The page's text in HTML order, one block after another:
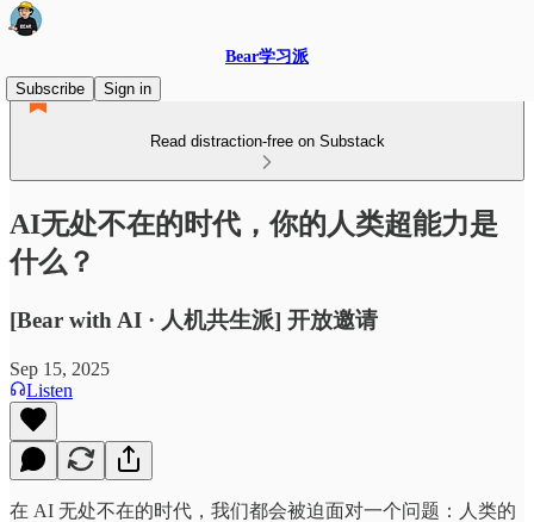
Bear学习派
Subscribe
Sign in
Read distraction-free on Substack
AI无处不在的时代，你的人类超能力是
什么？
[Bear with AI · 人机共生派] 开放邀请
Sep 15, 2025
Listen
在 AI 无处不在的时代，我们都会被迫面对一个问题：人类的